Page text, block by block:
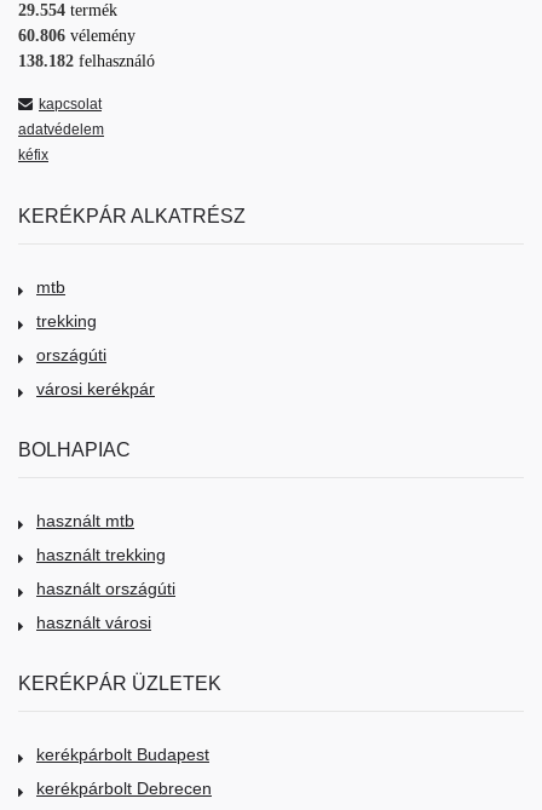
29.554 termék
60.806 vélemény
138.182 felhasználó
kapcsolat
adatvédelem
kéfix
KERÉKPÁR ALKATRÉSZ
mtb
trekking
országúti
városi kerékpár
BOLHAPIAC
használt mtb
használt trekking
használt országúti
használt városi
KERÉKPÁR ÜZLETEK
kerékpárbolt Budapest
kerékpárbolt Debrecen